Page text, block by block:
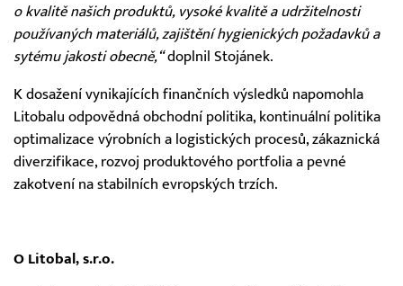
o kvalitě našich produktů, vysoké kvalitě a udržitelnosti
používaných materiálů, zajištění hygienických požadavků a
sytému jakosti obecně,“doplnil Stojánek.
K dosažení vynikajících finančních výsledků napomohla
Litobalu odpovědná obchodní politika, kontinuální politika
optimalizace výrobních a logistických procesů, zákaznická
diverzifikace, rozvoj produktového portfolia a pevné
zakotvení na stabilních evropských trzích.
O Litobal, s.r.o.